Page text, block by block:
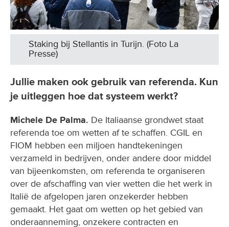
Staking bij Stellantis in Turijn. (Foto La
Presse)
Jullie maken ook gebruik van referenda. Kun
je uitleggen hoe dat systeem werkt?
Michele De Palma. De Italiaanse grondwet staat
referenda toe om wetten af te schaffen. CGIL en
FIOM hebben een miljoen handtekeningen
verzameld in bedrijven, onder andere door middel
van bijeenkomsten, om referenda te organiseren
over de afschaffing van vier wetten die het werk in
Italië de afgelopen jaren onzekerder hebben
gemaakt. Het gaat om wetten op het gebied van
onderaanneming, onzekere contracten en